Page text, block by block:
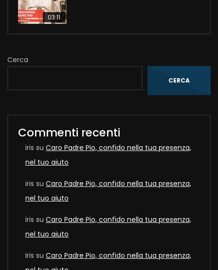
03:11
Cerca
CERCA
Commenti recenti
iris su Caro Padre Pio, confido nella tua presenza,
nel tuo aiuto
iris su Caro Padre Pio, confido nella tua presenza,
nel tuo aiuto
iris su Caro Padre Pio, confido nella tua presenza,
nel tuo aiuto
Iris su Caro Padre Pio, confido nella tua presenza,